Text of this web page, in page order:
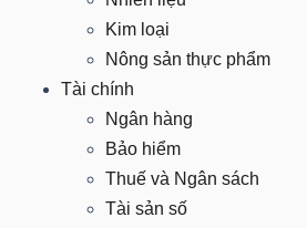
Kim loại
Nông sản thực phẩm
Tài chính
Ngân hàng
Bảo hiểm
Thuế và Ngân sách
Tài sản số